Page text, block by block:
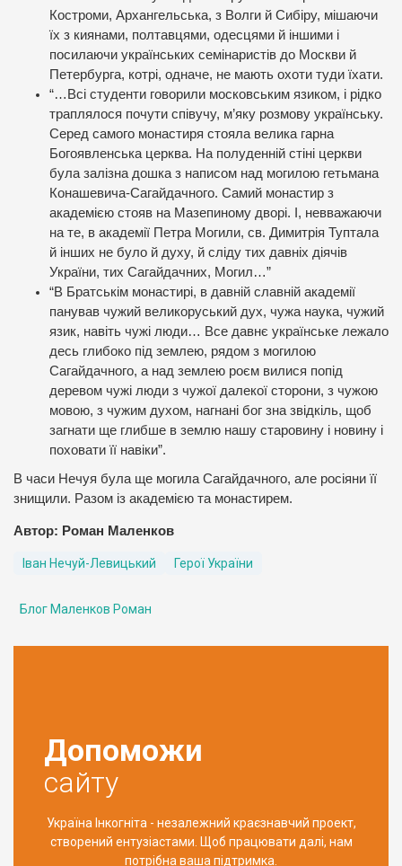
Костроми, Архангельська, з Волги й Сибіру, мішаючи
їх з киянами, полтавцями, одесцями й іншими і
посилаючи українських семінаристів до Москви й
Петербурга, котрі, одначе, не мають охоти туди їхати.
“…Всі студенти говорили московським язиком, і рідко
траплялося почути співучу, м’яку розмову українську.
Серед самого монастиря стояла велика гарна
Богоявленська церква. На полуденній стіні церкви
була залізна дошка з написом над могилою гетьмана
Конашевича-Сагайдачного. Самий монастир з
академією стояв на Мазепиному дворі. І, невважаючи
на те, в академії Петра Могили, св. Димитрія Туптала
й інших не було й духу, й сліду тих давніх діячів
України, тих Сагайдачних, Могил…”
“В Братськім монастирі, в давній славній академії
панував чужий великоруський дух, чужа наука, чужий
язик, навіть чужі люди… Все давнє українське лежало
десь глибоко під землею, рядом з могилою
Сагайдачного, а над землею роєм вилися попід
деревом чужі люди з чужої далекої сторони, з чужою
мовою, з чужим духом, нагнані бог зна звідкіль, щоб
загнати ще глибше в землю нашу старовину і новину і
поховати її навіки”.
В часи Нечуя була ще могила Сагайдачного, але росіяни її
знищили. Разом із академією та монастирем.
Автор: Роман Маленков
Іван Нечуй-Левицький Герої України
Блог Маленков Роман
Допоможи
сайту
Україна Інкогніта - незалежний краєзнавчий проект,
створений ентузіастами. Щоб працювати далі, нам
потрібна ваша підтримка.